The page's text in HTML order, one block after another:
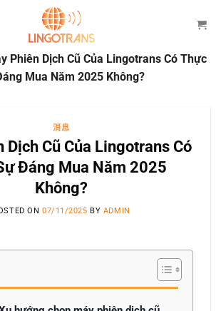
Phiên Dịch Cũ Của Lingotrans Có Thực
Mua Năm 2025 Không?
消息
Dịch Cũ Của Lingotrans Có
Đáng Mua Năm 2025
Không?
ON 07/11/2025 BY ADMIN